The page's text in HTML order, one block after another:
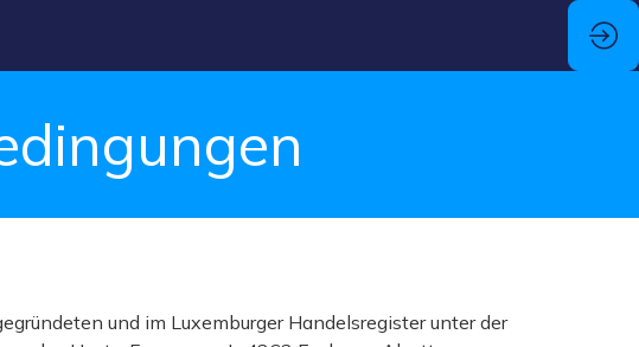
und im Luxemburger Handelsregister unter der